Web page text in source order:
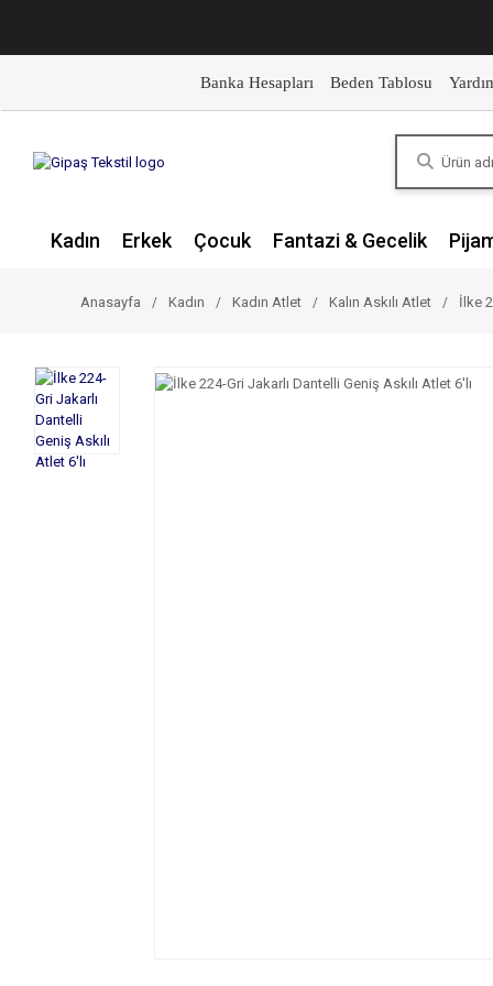
Banka Hesapları Beden Tablosu
Kadın Erkek Çocuk Fantazi & Gecelik
Anasayfa Kadın Kadın Atlet Kalın Askılı Atlet İlke